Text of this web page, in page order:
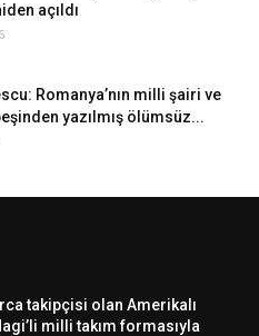
açıldı
Romanya’nın milli şairi ve
yazılmış ölümsüz...
takipçisi olan Amerikalı
milli takım formasıyla